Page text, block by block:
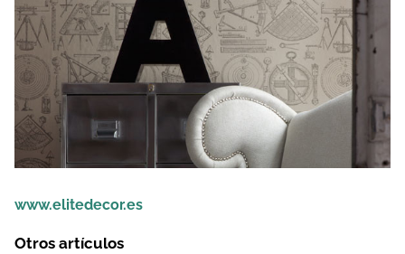
www.elitedecor.es
Otros artículos